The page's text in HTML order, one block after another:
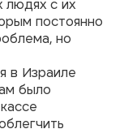
людях с их
постоянно
но
в Израиле
было